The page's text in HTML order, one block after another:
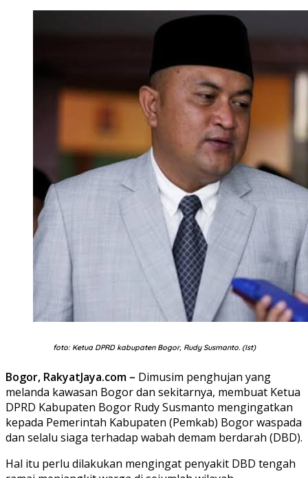
foto: Ketua DPRD kabupaten Bogor, Rudy Susmanto. (Ist)
Bogor, RakyatJaya.com – Dimusim penghujan yang
melanda kawasan Bogor dan sekitarnya, membuat Ketua
DPRD Kabupaten Bogor Rudy Susmanto mengingatkan
kepada Pemerintah Kabupaten (Pemkab) Bogor waspada
dan selalu siaga terhadap wabah demam berdarah (DBD).
Hal itu perlu dilakukan mengingat penyakit DBD tengah